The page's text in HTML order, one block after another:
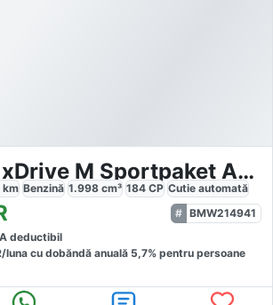
BMW 320i xDrive M Sportpaket AHK
km Benzină 1.998 cm³ 184 CP Cutie automată
BMW214941
deductibil
lunacu dobăndă anuală 5,7% pentru persoane